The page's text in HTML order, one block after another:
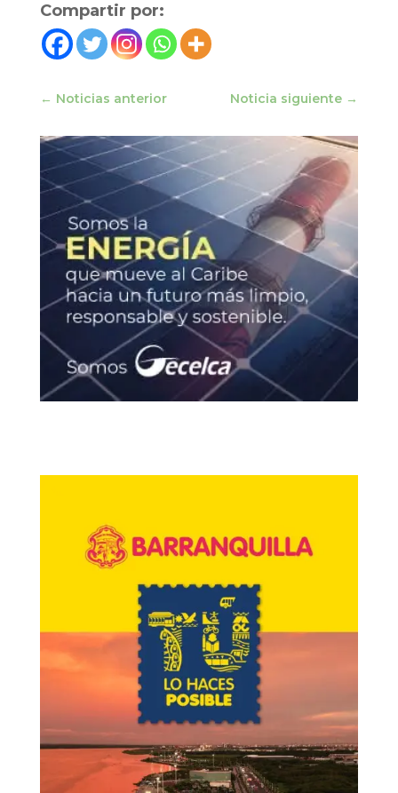
Compartir por:
← Noticias anterior Noticia siguiente →